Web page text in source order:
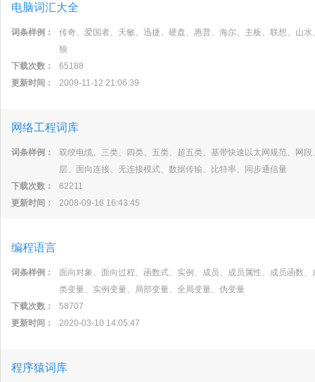
电脑词汇大全
词条样例：
传奇、爱国者、天敏、迅捷、硬盘、惠普、海尔、主板、联想、山
狼
下载次数：
65188
更新时间：
2009-11-12 21:06:39
网络工程词库
词条样例：
双绞电缆、三类、四类、五类、超五类、基带快速以太网规范、网
层、面向连接、无连接模式、数据传输、比特率、同步通信量
下载次数：
62211
更新时间：
2008-09-16 16:43:45
编程语言
词条样例：
面向对象、面向过程、函数式、实例、成员、成员属性、成员函数
类变量、实例变量、局部变量、全局变量、伪变量
下载次数：
58707
更新时间：
2020-03-10 14:05:47
程序猿词库